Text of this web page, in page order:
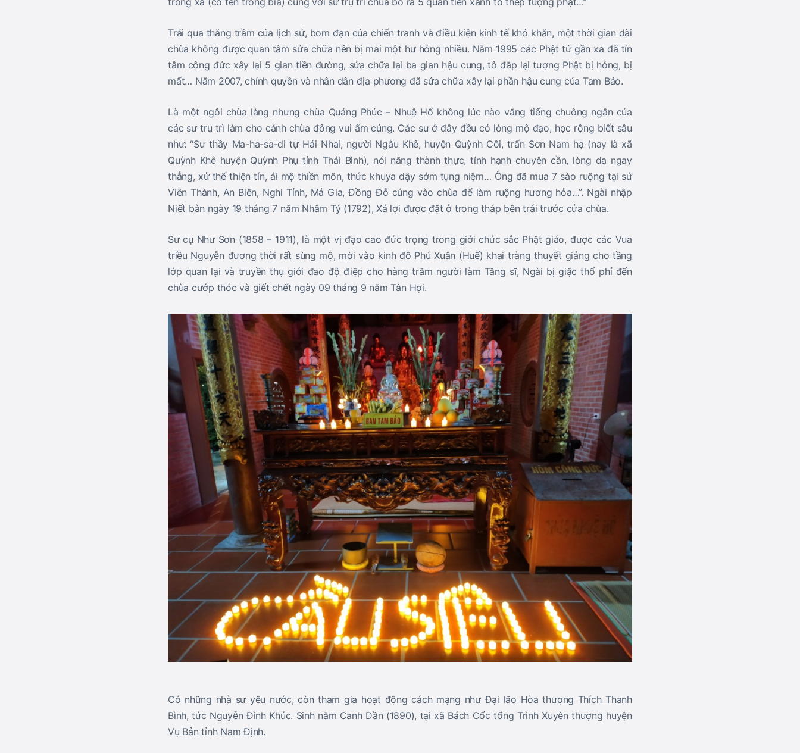
Trải qua thăng trầm của lịch sử, bom đạn của chiến tranh và điều kiện kinh tế khó khăn, một thời gian dài
chùa không được quan tâm sửa chữa nên bị mai một hư hỏng nhiều. Năm 1995 các Phật tử gần xa đã tín
tâm công đức xây lại 5 gian tiền đường, sửa chữa lại ba gian hậu cung, tô đắp lại tượng Phật bị hỏng, bị
mất… Năm 2007, chính quyền và nhân dân địa phương đã sửa chữa xây lại phần hậu cung của Tam Bảo.
Là một ngôi chùa làng nhưng chùa Quảng Phúc – Nhuệ Hổ không lúc nào vắng tiếng chuông ngân của
các sư trụ trì làm cho cảnh chùa đông vui ấm cúng. Các sư ở đây đều có lòng mộ đạo, học rộng biết sâu
như: “Sư thầy Ma-ha-sa-di tự Hải Nhai, người Ngẫu Khê, huyện Quỳnh Côi, trấn Sơn Nam hạ (nay là xã
Quỳnh Khê huyện Quỳnh Phụ tỉnh Thái Bình), nói năng thành thực, tính hạnh chuyên cần, lòng dạ ngay
thẳng, xử thế thiện tín, ái mộ thiền môn, thức khuya dậy sớm tụng niệm… Ông đã mua 7 sào ruộng tại sứ
Viên Thành, An Biên, Nghi Tỉnh, Mả Gia, Đồng Đỗ cúng vào chùa để làm ruộng hương hỏa…”. Ngài nhập
Niết bàn ngày 19 tháng 7 năm Nhâm Tý (1792), Xá lợi được đặt ở trong tháp bên trái trước cửa chùa.
Sư cụ Như Sơn (1858 – 1911), là một vị đạo cao đức trọng trong giới chức sắc Phật giáo, được các Vua
triều Nguyễn đương thời rất sùng mộ, mời vào kinh đô Phú Xuân (Huế) khai tràng thuyết giảng cho tầng
lớp quan lại và truyền thụ giới đao độ điệp cho hàng trăm người làm Tăng sĩ, Ngài bị giặc thổ phỉ đến
chùa cướp thóc và giết chết ngày 09 tháng 9 năm Tân Hợi.
Có những nhà sư yêu nước, còn tham gia hoạt động cách mạng như Đại lão Hòa thượng Thích Thanh
Bình, tức Nguyễn Đình Khúc. Sinh năm Canh Dần (1890), tại xã Bách Cốc tổng Trình Xuyên thượng huyện
Vụ Bản tỉnh Nam Định.